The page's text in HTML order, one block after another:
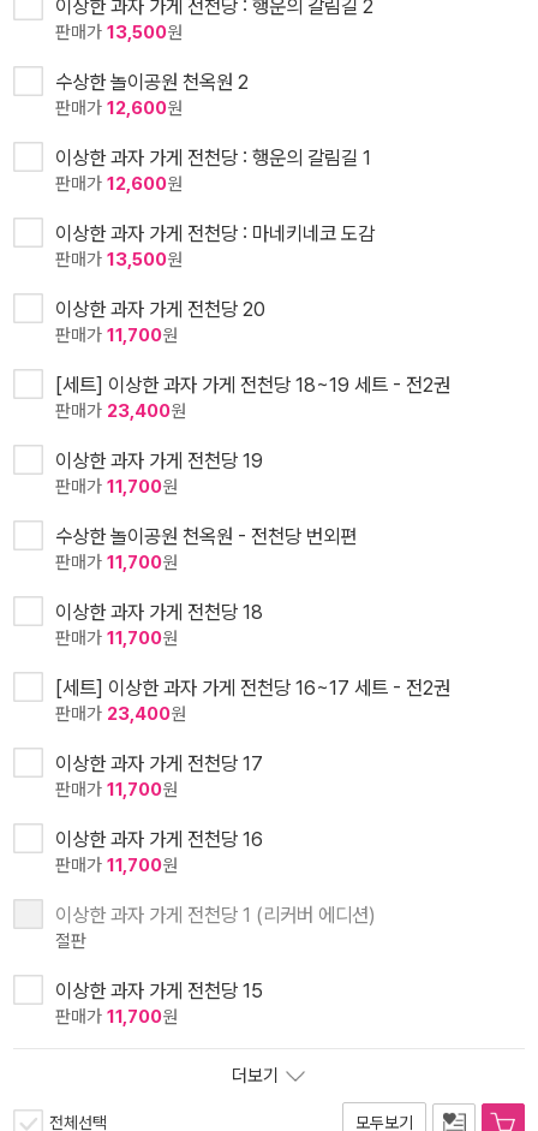
이상한 과자 가게 전천당 : 행운의 갈림길 2
판매가 13,500원
수상한 놀이공원 천옥원 2
판매가 12,600원
이상한 과자 가게 전천당 : 행운의 갈림길 1
판매가 12,600원
이상한 과자 가게 전천당 : 마네키네코 도감
판매가 13,500원
이상한 과자 가게 전천당 20
판매가 11,700원
[세트] 이상한 과자 가게 전천당 18~19 세트 - 전2권
판매가 23,400원
이상한 과자 가게 전천당 19
판매가 11,700원
수상한 놀이공원 천옥원 - 전천당 번외편
판매가 11,700원
이상한 과자 가게 전천당 18
판매가 11,700원
[세트] 이상한 과자 가게 전천당 16~17 세트 - 전2권
판매가 23,400원
이상한 과자 가게 전천당 17
판매가 11,700원
이상한 과자 가게 전천당 16
판매가 11,700원
이상한 과자 가게 전천당 1 (리커버 에디션)
절판
이상한 과자 가게 전천당 15
판매가 11,700원
더보기
전체선택 모두보기